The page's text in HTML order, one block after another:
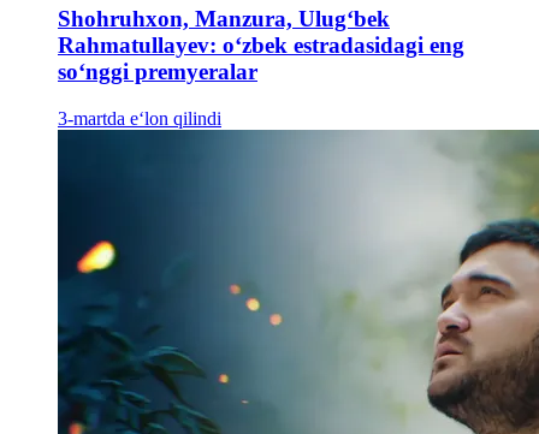
Shohruhxon, Manzura, Ulugʻbek
Rahmatullayev: oʻzbek estradasidagi eng
soʻnggi premyeralar
3-martda e‘lon qilindi